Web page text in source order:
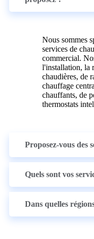
Nous sommes
services de
commercial.
l'installation, la
chaudières, de
chauffage
chauffants, de
thermostats
Proposez-vous des
Quels sont vos
Dans quelles